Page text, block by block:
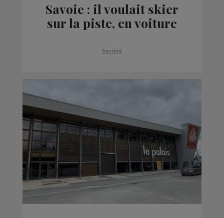
Savoie : il voulait skier
sur la piste, en voiture
Société